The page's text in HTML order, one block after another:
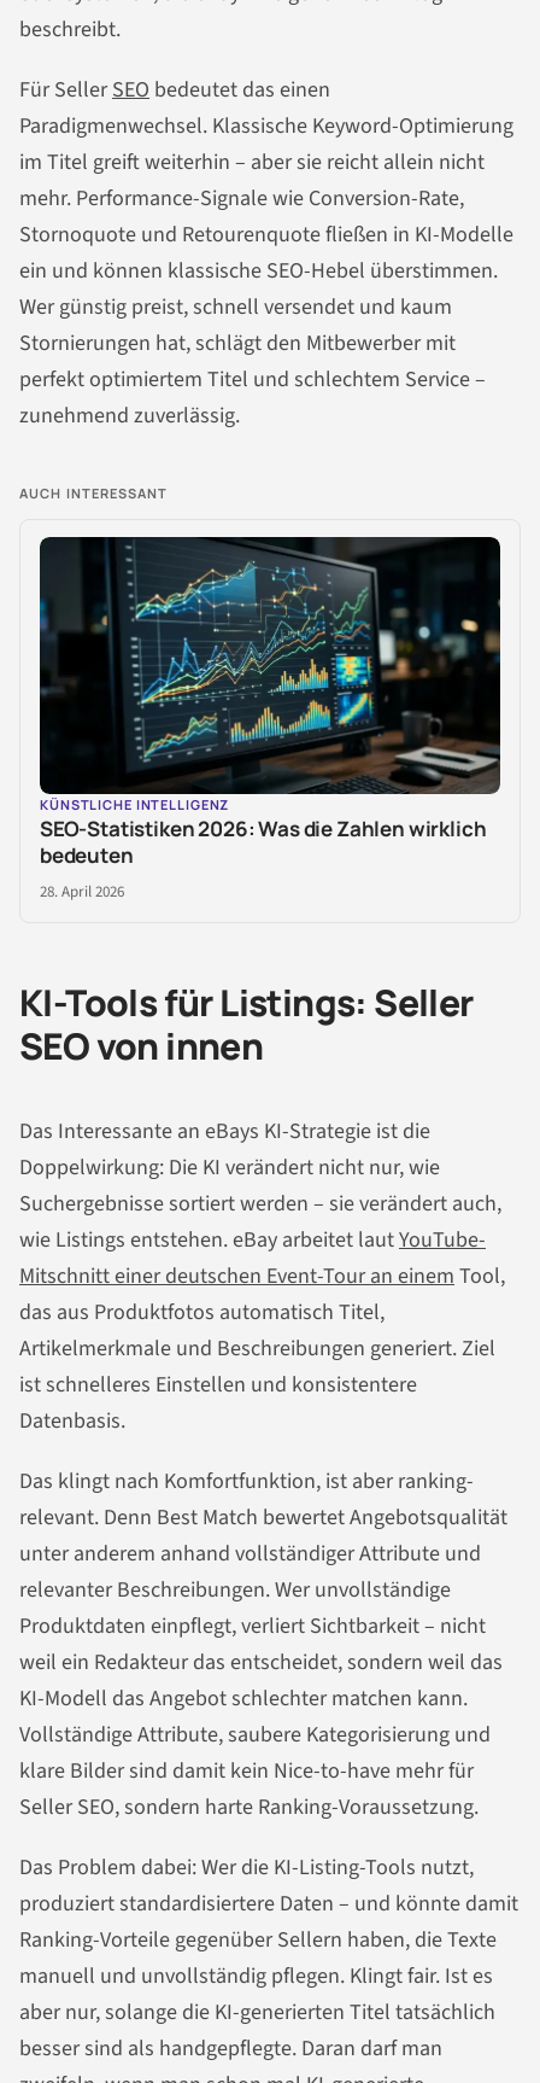
beschreibt.
Für SellerSEO bedeutet das einen
Paradigmenwechsel. Klassische Keyword-Optimierung
im Titel greift weiterhin – aber sie reicht allein nicht
mehr. Performance-Signale wie Conversion-Rate,
Stornoquote und Retourenquote fließen in KI-Modelle
ein und können klassische SEO-Hebel überstimmen.
Wer günstig preist, schnell versendet und kaum
Stornierungen hat, schlägt den Mitbewerber mit
perfekt optimiertem Titel und schlechtem Service –
zunehmend zuverlässig.
AUCH INTERESSANT
KÜNSTLICHE INTELLIGENZ
SEO-Statistiken 2026: Was die Zahlen wirklich
bedeuten
28. April 2026
KI-Tools für Listings: Seller
SEO von innen
Das Interessante an eBays KI-Strategie ist die
Doppelwirkung: Die KI verändert nicht nur, wie
Suchergebnisse sortiert werden – sie verändert auch,
wie Listings entstehen. eBay arbeitet lautYouTube-
Mitschnitt einer deutschen Event-Tour an einem Tool,
das aus Produktfotos automatisch Titel,
Artikelmerkmale und Beschreibungen generiert. Ziel
ist schnelleres Einstellen und konsistentere
Datenbasis.
Das klingt nach Komfortfunktion, ist aber ranking-
relevant. Denn Best Match bewertet Angebotsqualität
unter anderem anhand vollständiger Attribute und
relevanter Beschreibungen. Wer unvollständige
Produktdaten einpflegt, verliert Sichtbarkeit – nicht
weil ein Redakteur das entscheidet, sondern weil das
KI-Modell das Angebot schlechter matchen kann.
Vollständige Attribute, saubere Kategorisierung und
klare Bilder sind damit kein Nice-to-have mehr für
Seller SEO, sondern harte Ranking-Voraussetzung.
Das Problem dabei: Wer die KI-Listing-Tools nutzt,
produziert standardisiertere Daten – und könnte damit
Ranking-Vorteile gegenüber Sellern haben, die Texte
manuell und unvollständig pflegen. Klingt fair. Ist es
aber nur, solange die KI-generierten Titel tatsächlich
besser sind als handgepflegte. Daran darf man